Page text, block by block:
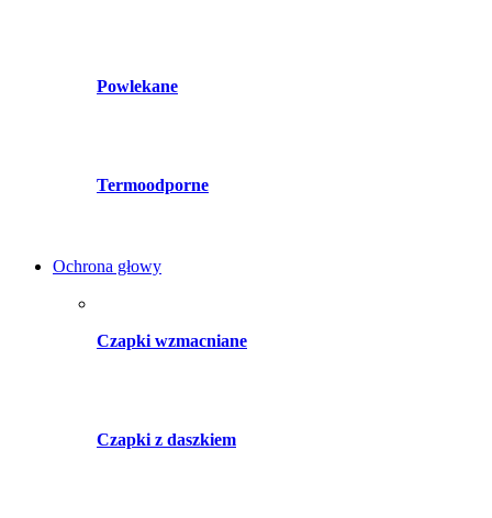
Powlekane
Termoodporne
Ochrona głowy
Czapki wzmacniane
Czapki z daszkiem